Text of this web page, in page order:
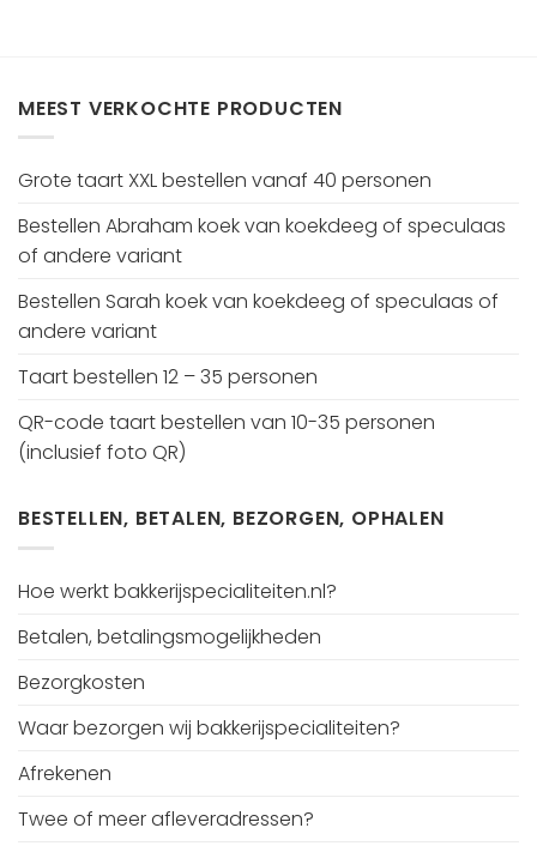
MEEST VERKOCHTE PRODUCTEN
Grote taart XXL bestellen vanaf 40 personen
Bestellen Abraham koek van koekdeeg of speculaas
of andere variant
Bestellen Sarah koek van koekdeeg of speculaas of
andere variant
Taart bestellen 12 – 35 personen
QR-code taart bestellen van 10-35 personen
(inclusief foto QR)
BESTELLEN, BETALEN, BEZORGEN, OPHALEN
Hoe werkt bakkerijspecialiteiten.nl?
Betalen, betalingsmogelijkheden
Bezorgkosten
Waar bezorgen wij bakkerijspecialiteiten?
Afrekenen
Twee of meer afleveradressen?